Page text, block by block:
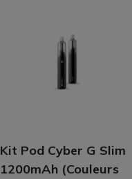
Kit Pod Cyber G Slim
1200mAh (Couleurs